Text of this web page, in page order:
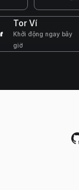
Tor Ví
Khởi động ngay bây
giờ